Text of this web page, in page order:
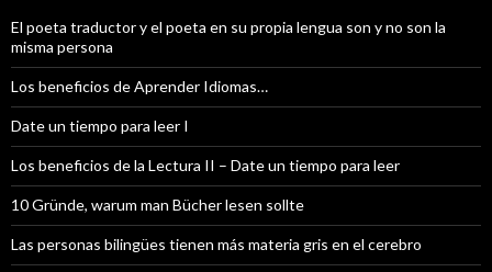
El poeta traductor y el poeta en su propia lengua son y no son la
misma persona
Los beneficios de Aprender Idiomas…
Date un tiempo para leer I
Los beneficios de la Lectura II – Date un tiempo para leer
10 Gründe, warum man Bücher lesen sollte
Las personas bilingües tienen más materia gris en el cerebro